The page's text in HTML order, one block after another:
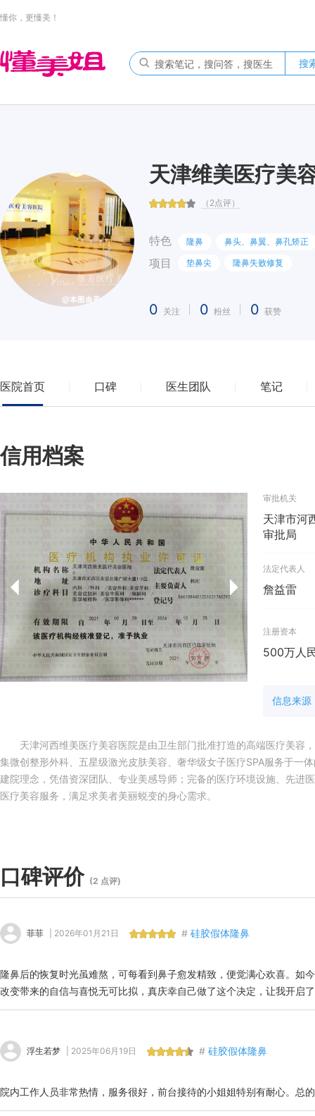
懂你，更懂美！
搜
天津维美医疗美
（2点评）
特色
项目
隆鼻
鼻头、鼻翼、鼻孔矫正
垫鼻尖
隆鼻失败修复
0 关注 0 粉丝 0 获赞
医院首页 口碑 医生团队 笔记
信用档案
审批机关
天津市河
审批局
法定代表人
詹益雷
注册资本
500万人
信息来源
天津河西维美医疗美容医院是由卫生部门批准打造的高端医疗美容
集微创整形外科、五星级激光皮肤美容、奢华级女子医疗SPA服务于一
建院理念，凭借资深团队、专业美感导师；完备的医疗环境设施、先进
医疗美容服务，满足求美者美丽蜕变的身心需求。
口碑评价 (2 点评)
菲菲 | 2026年01月21日 # 硅胶假体隆鼻
隆鼻后的恢复时光虽难熬，可每看到鼻子愈发精致，便觉满心欢喜。如
改变带来的自信与喜悦无可比拟，真庆幸自己做了这个决定，让我开启
浮生若梦 | 2025年06月19日 # 硅胶假体隆鼻
院内工作人员非常热情，服务很好，前台接待的小姐姐特别有耐心。总